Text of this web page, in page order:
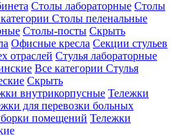
Столы лабораторные Столы
Столы пеленальные
Столы-посты Скрыть
Офисные кресла Секции стульев
отраслей Стулья лабораторные
Все категории Стулья
Скрыть
внутрикорпусные Тележки
для перевозки больных
помещений Тележки